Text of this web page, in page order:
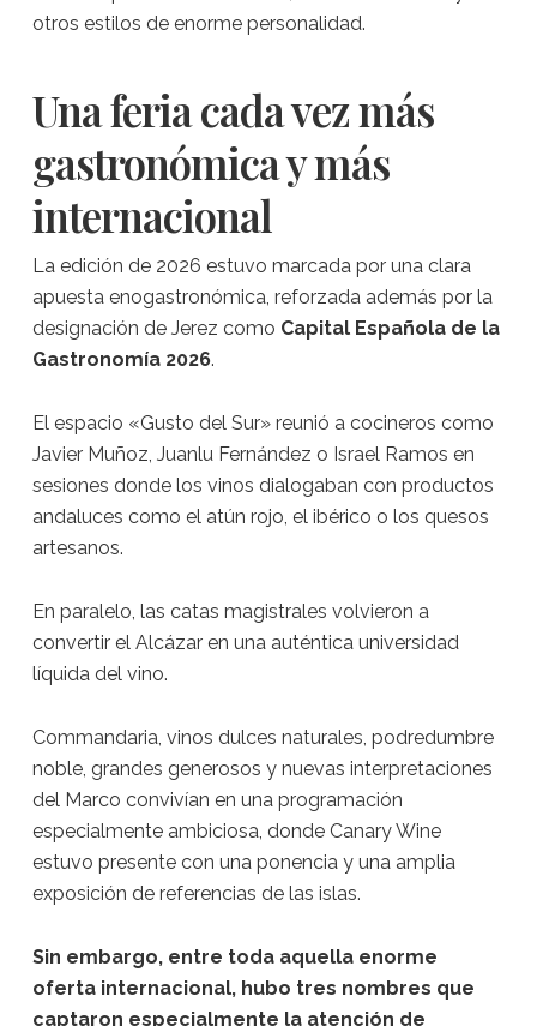
otros estilos de enorme personalidad.
Una feria cada vez más
gastronómica y más
internacional
La edición de 2026 estuvo marcada por una clara
apuesta enogastronómica, reforzada además por la
designación de Jerez como Capital Española de la
Gastronomía 2026.
El espacio «Gusto del Sur» reunió a cocineros como
Javier Muñoz, Juanlu Fernández o Israel Ramos en
sesiones donde los vinos dialogaban con productos
andaluces como el atún rojo, el ibérico o los quesos
artesanos.
En paralelo, las catas magistrales volvieron a
convertir el Alcázar en una auténtica universidad
líquida del vino.
Commandaria, vinos dulces naturales, podredumbre
noble, grandes generosos y nuevas interpretaciones
del Marco convivían en una programación
especialmente ambiciosa, donde Canary Wine
estuvo presente con una ponencia y una amplia
exposición de referencias de las islas.
Sin embargo, entre toda aquella enorme
oferta internacional, hubo tres nombres que
captaron especialmente la atención de